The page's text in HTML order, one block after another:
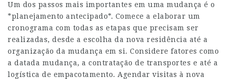
Um dos passos mais importantes em uma mudança é o
*planejamento antecipado*. Comece a elaborar um
cronograma com todas as etapas que precisam ser
realizadas, desde a escolha da nova residência até a
organização da mudança em si. Considere fatores como
a datada mudança, a contratação de transportes e até a
logística de empacotamento. Agendar visitas à nova